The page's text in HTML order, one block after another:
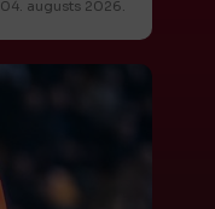
04. augusts 2026.